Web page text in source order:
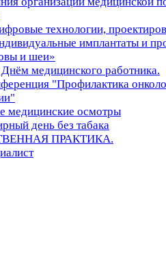
технологии,
имплантаты и
и шеи»
медицинского работника.
"Профилактика
медицинские осмотры
день без табака
ПРАКТИКА.